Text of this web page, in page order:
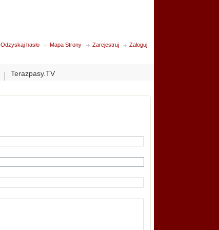
Odzyskaj hasło Mapa Strony Zarejestruj Zaloguj
Terazpasy.TV